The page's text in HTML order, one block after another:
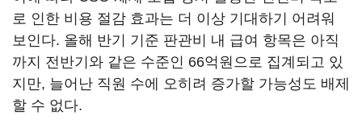
로 인한 비용 절감 효과는 더 이상 기대하기 어려워
보인다. 올해 반기 기준 판관비 내 급여 항목은 아직
까지 전반기와 같은 수준인 66억원으로 집계되고 있
지만, 늘어난 직원 수에 오히려 증가할 가능성도 배제
할 수 없다.